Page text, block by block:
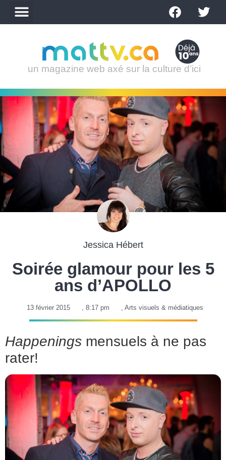
un magazine web axé sur la culture d’ici
Jessica Hébert
Soirée glamour pour les 5
ans d’APOLLO
13 février 2015 , 8:17 pm , Arts visuels & médiatiques
Happenings mensuels à ne pas
rater!